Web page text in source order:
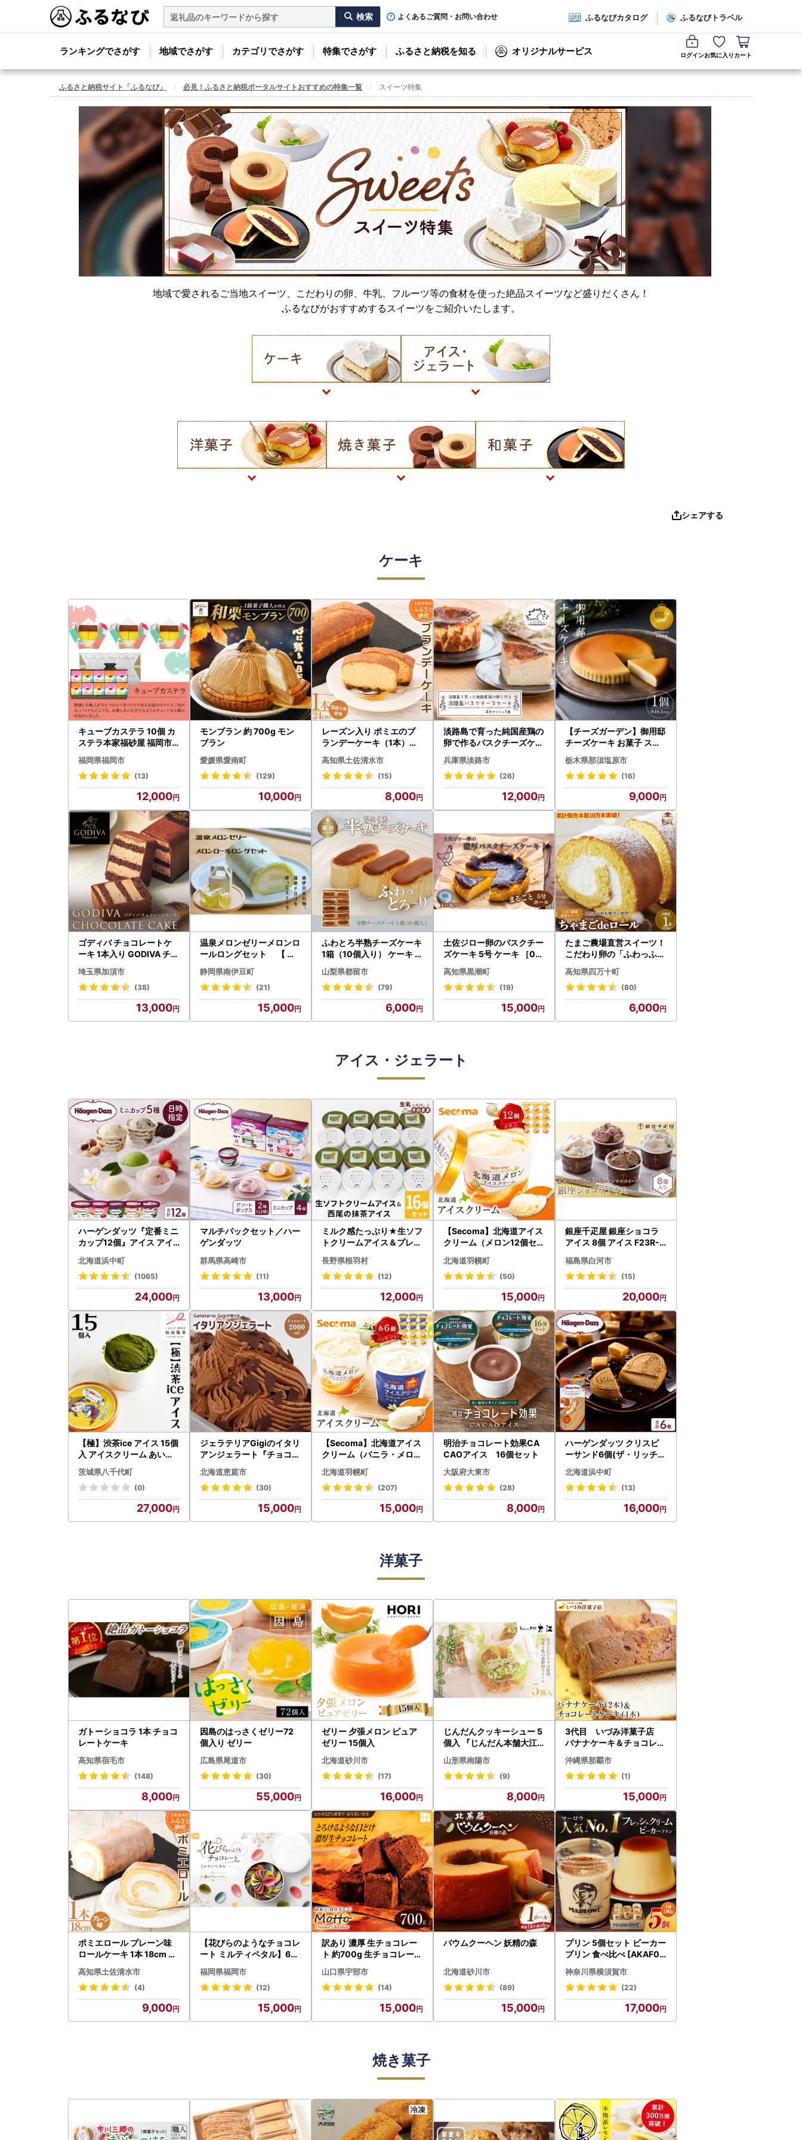
よくあるご質問・お問い合わせ ふるなびカタログ ふるなびトラベル
ランキングでさがす 地域でさがす カテゴリでさがす 特集でさがす ふるさと納税を知る オリジナルサービス ログインお気に入り カート
ふるさと納税サイト「ふるなび」 必見！ふるさと納税ポータルサイトおすすめの特集一覧 スイーツ特集
地域で愛されるご当地スイーツ、こだわりの卵、牛乳、フルーツ等の食材を使った絶品スイーツなど盛りだくさん！
ふるなびがおすすめするスイーツをご紹介いたします。
シェアする
ケーキ
キューブカステラ 10個 カ
ステラ本家福砂屋 福岡市
内製造 カステラ 福砂屋 福
砂屋カステラ 福砂屋のカ
ステラ ふくさや キューブ
和菓子 お菓子 菓子 おやつ
デザート スイーツ 個包装
小分け ギフト 手土産 博多
福岡市
福岡県福岡市
(13)
12,000
モンブラン 約 700g モン
ブラン
愛媛県愛南町
(129)
10,000
レーズン入り ポミエのブ
ランデーケーキ（1本）洋
酒 ケーキ スイーツ デザー
ト スポンジケーキ 洋菓子
お菓子 おやつ 洋菓子 フル
ーティ 上品 ギフト プレゼ
ント 冷凍 配送【R00117】
高知県土佐清水市
(15)
8,000
淡路島で育った純国産鶏の
卵で作るバスクチーズケー
キ 4号 ケーキ
兵庫県淡路市
(26)
12,000
【チーズガーデン】御用邸
チーズケーキ お菓子 スイ
ーツ ns002-014-C
栃木県那須塩原市
(16)
9,000
ゴディバ チョコレートケ
ーキ 1本入り GODIVA チョ
コケーキ
埼玉県加須市
(38)
13,000
温泉メロンゼリーメロンロ
ールロングセット 【 お
菓子 スイーツ デザート 】
静岡県南伊豆町
(21)
15,000
ふわとろ半熟チーズケーキ
1箱（10個入り） ケーキ ス
イーツ
山梨県都留市
(79)
6,000
土佐ジロー卵のバスクチー
ズケーキ 5号 ケーキ ［09
76］
高知県黒潮町
(19)
15,000
たまご農場直営スイーツ！
こだわり卵の「ふわっふわ
」 ロールケーキ 【着日指
定可】ケーキ デザート ／
Gbn-A04
高知県四万十町
(80)
6,000
アイス・ジェラート
ハーゲンダッツ『定番ミニ
カップ12個』アイス アイ
道_H0016-111
北海道浜中町
(1065)
24,000
マルチパックセット／ハー
ゲンダッツ
群馬県高崎市
(11)
13,000
ミルク感たっぷり★生ソフ
トクリームアイス＆プレミ
個 根羽村 ネバーランド 12
000円
長野県根羽村
(12)
12,000
【Secoma】北海道アイス
クリーム（メロン12個セッ
北海道羽幌町
(50)
15,000
銀座千疋屋 銀座ショコラ
アイス 8個 アイス F23R-4
福島県白河市
(15)
20,000
【極】渋茶ice アイス 15個
入 アイスクリーム あいす
ふるさと納税 ギフト スイ
ーツ お菓子 お祝い 詰合せ
[AF025ya]
茨城県八千代町
(0)
27,000
ジェラテリアGigiのイタリ
アンジェラート『チョコレ
ート』2000ml【430022
03】
北海道恵庭市
(30)
15,000
【Secoma】北海道アイス
クリーム（バニラ・メロン
各6個セット）【01103】
北海道羽幌町
(207)
15,000
明治チョコレート効果CA
CAOアイス 16個セット
大阪府大東市
(28)
8,000
ハーゲンダッツ クリスピ
ーサンド6個(ザ・リッチキ
ャラメル) アイスクリーム
アイス_H0016-101
北海道浜中町
(13)
16,000
洋菓子
ガトーショコラ 1本 チョコ
レートケーキ
高知県宿毛市
(148)
8,000
因島のはっさくゼリー72
個入り ゼリー
広島県尾道市
(30)
55,000
ゼリー 夕張メロン ピュア
ゼリー 15個入
北海道砂川市
(17)
16,000
じんだんクッキーシュー 5
個入 『じんだん本舗大江
』 スイーツ 菓子 ずんだ 山
形県 南陽市 [1685]
山形県南陽市
(9)
8,000
3代目 いづみ洋菓子店
バナナケーキ＆チョコレー
トケーキ
沖縄県那覇市
(1)
15,000
ポミエロール プレーン味
ロールケーキ 1本 18cm 冷
凍 スイーツ お菓子 デザー
ト おやつ 焼き菓子 洋菓子
ケーキ 生クリーム 美味し
い 柔らかい なめらか 差し
入れ お祝い【R01742】
高知県土佐清水市
(4)
9,000
【花びらのようなチョコレ
ート ミルティペタル】6つ
のフレーバーをお楽しみく
ださい＜福岡市＞ | チョコ
チョコレート お菓子 スイ
ーツ お取り寄せ お取り寄
せスイーツ かわいい おし
ゃれ ギフト プレゼント 人
福岡県福岡市
(12)
15,000
訳あり 濃厚 生チョコレー
ト 約700g 生チョコレート
ちょこちょこ
山口県宇部市
(14)
15,000
バウムクーヘン 妖精の森
北海道砂川市
(89)
15,000
プリン 5個セット ビーカー
プリン 食べ比べ [AKAF01
0]
神奈川県横須賀市
(22)
17,000
焼き菓子